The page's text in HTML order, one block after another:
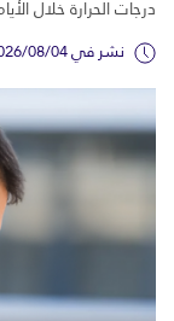
درجات الحرارة خلال
نشر في 2026/08/04 الساعة 10:47 م